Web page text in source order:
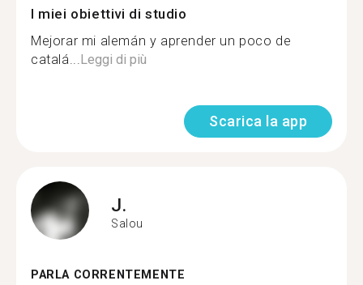
I miei obiettivi di studio
Mejorar mi alemán y aprender un poco de
catalá...Leggi di più
Scarica la app
J.
Salou
PARLA CORRENTEMENTE